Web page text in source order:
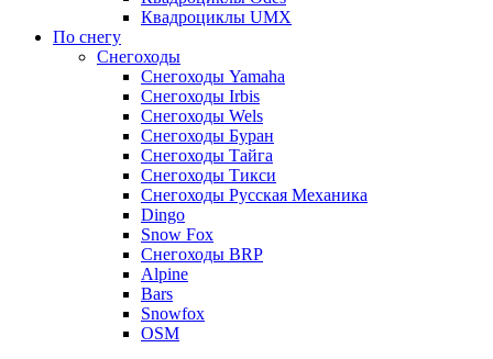
Квадроциклы UMX
По снегу
Снегоходы
Снегоходы Yamaha
Снегоходы Irbis
Снегоходы Wels
Снегоходы Буран
Снегоходы Тайга
Снегоходы Тикси
Снегоходы Русская Механика
Dingo
Snow Fox
Снегоходы BRP
Alpine
Bars
Snowfox
OSM